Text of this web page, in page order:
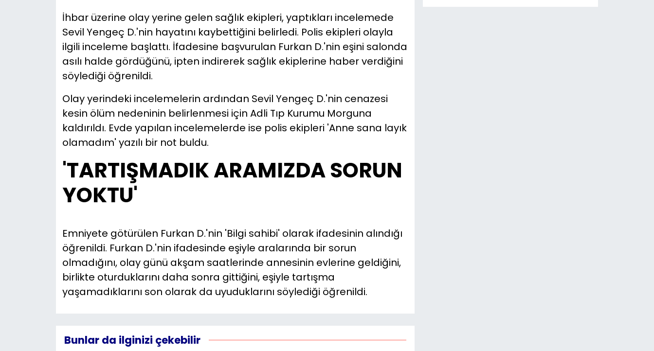
İhbar üzerine olay yerine gelen sağlık ekipleri, yaptıkları incelemede
Sevil Yengeç D.'nin hayatını kaybettiğini belirledi. Polis ekipleri olayla
ilgili inceleme başlattı. İfadesine başvurulan Furkan D.'nin eşini salonda
asılı halde gördüğünü, ipten indirerek sağlık ekiplerine haber verdiğini
söylediği öğrenildi.
Olay yerindeki incelemelerin ardından Sevil Yengeç D.'nin cenazesi
kesin ölüm nedeninin belirlenmesi için Adli Tıp Kurumu Morguna
kaldırıldı. Evde yapılan incelemelerde ise polis ekipleri 'Anne sana layık
olamadım' yazılı bir not buldu.
'TARTIŞMADIK ARAMIZDA SORUN
YOKTU'
Emniyete götürülen Furkan D.'nin 'Bilgi sahibi' olarak ifadesinin alındığı
öğrenildi. Furkan D.'nin ifadesinde eşiyle aralarında bir sorun
olmadığını, olay günü akşam saatlerinde annesinin evlerine geldiğini,
birlikte oturduklarını daha sonra gittiğini, eşiyle tartışma
yaşamadıklarını son olarak da uyuduklarını söylediği öğrenildi.
Bunlar da ilginizi çekebilir